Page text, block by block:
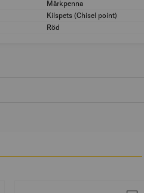
Märkpenna
Kilspets (Chisel point)
Röd